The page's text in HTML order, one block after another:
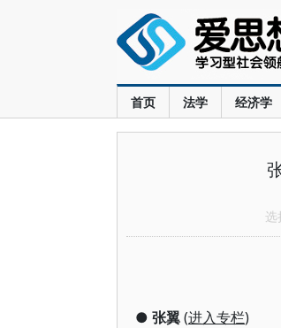
首页 法学 经济学
选
● 张翼(进入专栏)